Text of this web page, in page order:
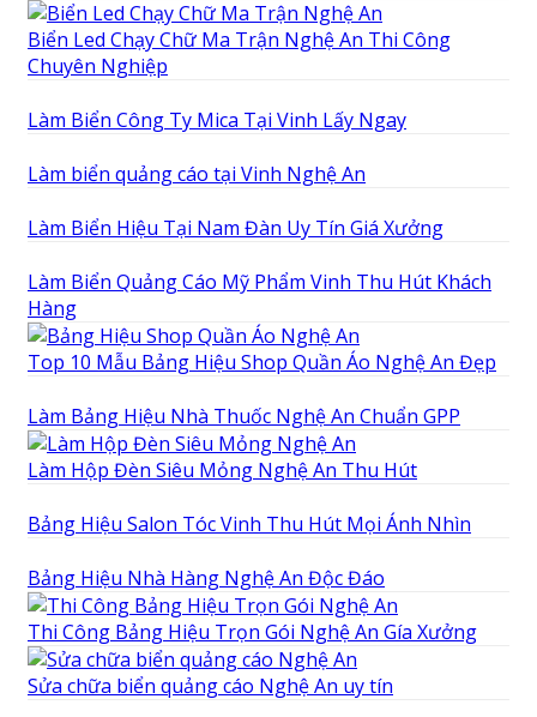
Biển Led Chạy Chữ Ma Trận Nghệ An Thi Công
Chuyên Nghiệp
Làm Biển Công Ty Mica Tại Vinh Lấy Ngay
Làm biển quảng cáo tại Vinh Nghệ An
Làm Biển Hiệu Tại Nam Đàn Uy Tín Giá Xưởng
Làm Biển Quảng Cáo Mỹ Phẩm Vinh Thu Hút Khách
Hàng
Top 10 Mẫu Bảng Hiệu Shop Quần Áo Nghệ An Đẹp
Làm Bảng Hiệu Nhà Thuốc Nghệ An Chuẩn GPP
Làm Hộp Đèn Siêu Mỏng Nghệ An Thu Hút
Bảng Hiệu Salon Tóc Vinh Thu Hút Mọi Ánh Nhìn
Bảng Hiệu Nhà Hàng Nghệ An Độc Đáo
Thi Công Bảng Hiệu Trọn Gói Nghệ An Gía Xưởng
Sửa chữa biển quảng cáo Nghệ An uy tín